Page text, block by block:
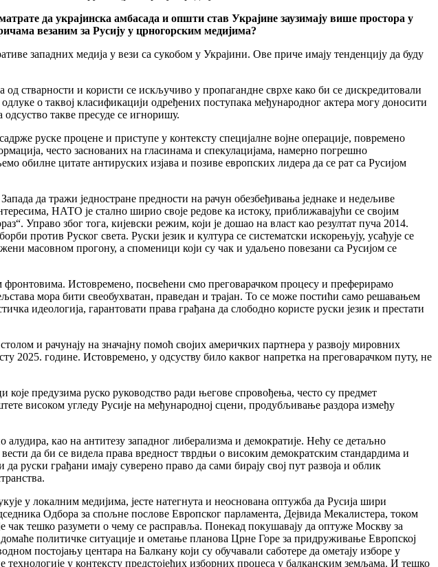
да украјинска амбасада и општи став Украјине заузимају више простора у
везаним за Русију у црногорским медијима?
западних медија у вези са сукобом у Украјини. Ове приче имају тенденцију да буду
стварности и користи се искључиво у пропагандне сврхе како би се дискредитовали
о таквој класификацији одређених поступака међународног актера могу доносити
такве пресуде се игноришу.
руске процене и приступе у контексту специјалне војне операције, повремено
често заснованих на гласинама и спекулацијама, намерно погрешно
обилне цитате антируских изјава и позиве европских лидера да се рат са Русијом
да тражи једностране предности на рачун обезбеђивања једнаке и недељиве
НАТО је стално ширио своје редове ка истоку, приближавајући се својим
Управо због тога, кијевски режим, који је дошао на власт као резултат пуча 2014.
против Руског света. Руски језик и култура се систематски искорењују, усађује се
масовном прогону, а споменици који су чак и удаљено повезани са Русијом се
фронтовима. Истовремено, посвећени смо преговарачком процесу и преферирамо
мора бити свеобухватан, праведан и трајан. То се може постићи само решавањем
идеологија, гарантовати права грађана да слободно користе руски језик и престати
и рачунају на значајну помоћ својих америчких партнера у развоју мировних
2025. године. Истовремено, у одсуству било каквог напретка на преговарачком путу, не
предузима руско руководство ради његове спровођења, често су предмет
високом угледу Русије на међународној сцени, продубљивање раздора између
као на антитезу западног либерализма и демократије. Нећу се детаљно
да би се видела права вредност тврдњи о високим демократским стандардима и
грађани имају суверено право да сами бирају свој пут развоја и облик
у локалним медијима, јесте натегнута и неоснована оптужба да Русија шири
Одбора за спољне послове Европског парламента, Дејвида Мекалистера, током
тешко разумети о чему се расправља. Понекад покушавају да оптуже Москву за
политичке ситуације и ометање планова Црне Горе за придруживање Европској
постојању центара на Балкану који су обучавали саботере да ометају изборе у
у контексту предстојећих изборних процеса у балканским земљама. И тешко